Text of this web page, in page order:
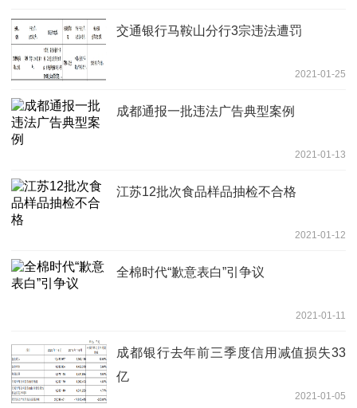
交通银行马鞍山分行3宗违法遭罚
2021-01-25
成都通报一批违法广告典型案例
2021-01-13
江苏12批次食品样品抽检不合格
2021-01-12
全棉时代“歉意表白”引争议
2021-01-11
成都银行去年前三季度信用减值损失33
亿
2021-01-05